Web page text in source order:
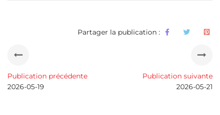
Partager la publication :
Publication précédente
2026-05-19
Publication suivante
2026-05-21